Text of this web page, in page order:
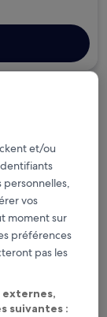
cas de
chaque
membres
et/ou
personnelles,
vos
moment sur
préférences
pas les
externes,
suivantes :